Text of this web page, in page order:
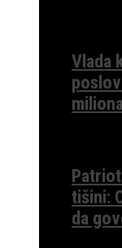
Vlada
tišini:
da